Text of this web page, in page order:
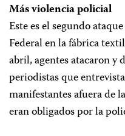
Más violencia policial
Este es el segundo
Federal en la fábrica
abril, agentes atacaron y
periodistas que
manifestantes afuera de
eran obligados por la